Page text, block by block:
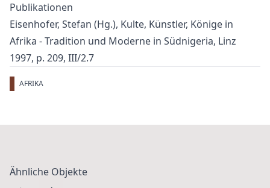
Publikationen
Eisenhofer, Stefan (Hg.), Kulte, Künstler, Könige in
Afrika - Tradition und Moderne in Südnigeria, Linz
1997, p. 209, III/2.7
AFRIKA
Ähnliche Objekte